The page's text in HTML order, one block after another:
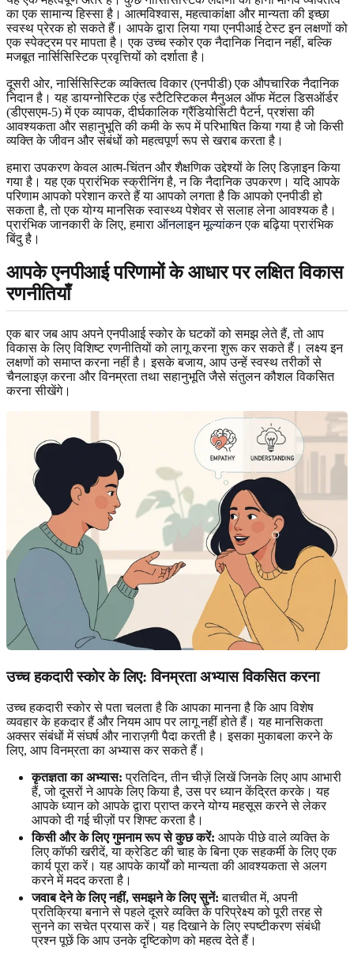
का एक सामान्य हिस्सा है। आत्मविश्वास, महत्वाकांक्षा और मान्यता की इच्छा
स्वस्थ प्रेरक हो सकते हैं। आपके द्वारा लिया गया एनपीआई टेस्ट इन लक्षणों को
एक स्पेक्ट्रम पर मापता है। एक उच्च स्कोर एक नैदानिक निदान नहीं, बल्कि
मजबूत नार्सिसिस्टिक प्रवृत्तियों को दर्शाता है।
दूसरी ओर, नार्सिसिस्टिक व्यक्तित्व विकार (एनपीडी) एक औपचारिक नैदानिक
निदान है। यह डायग्नोस्टिक एंड स्टैटिस्टिकल मैनुअल ऑफ मेंटल डिसऑर्डर
(डीएसएम-5) में एक व्यापक, दीर्घकालिक ग्रैंडियोसिटी पैटर्न, प्रशंसा की
आवश्यकता और सहानुभूति की कमी के रूप में परिभाषित किया गया है जो किसी
व्यक्ति के जीवन और संबंधों को महत्वपूर्ण रूप से खराब करता है।
हमारा उपकरण केवल आत्म-चिंतन और शैक्षणिक उद्देश्यों के लिए डिज़ाइन किया
गया है। यह एक प्रारंभिक स्क्रीनिंग है, न कि नैदानिक उपकरण। यदि आपके
परिणाम आपको परेशान करते हैं या आपको लगता है कि आपको एनपीडी हो
सकता है, तो एक योग्य मानसिक स्वास्थ्य पेशेवर से सलाह लेना आवश्यक है।
प्रारंभिक जानकारी के लिए, हमारा ऑनलाइन मूल्यांकनएक बढ़िया प्रारंभिक
बिंदु है।
आपके एनपीआई परिणामों के आधार पर लक्षित विकास
रणनीतियाँ
एक बार जब आप अपने एनपीआई स्कोर के घटकों को समझ लेते हैं, तो आप
विकास के लिए विशिष्ट रणनीतियों को लागू करना शुरू कर सकते हैं। लक्ष्य इन
लक्षणों को समाप्त करना नहीं है। इसके बजाय, आप उन्हें स्वस्थ तरीकों से
चैनलाइज़ करना और विनम्रता तथा सहानुभूति जैसे संतुलन कौशल विकसित
करना सीखेंगे।
उच्च हकदारी स्कोर के लिए: विनम्रता अभ्यास विकसित करना
उच्च हकदारी स्कोर से पता चलता है कि आपका मानना है कि आप विशेष
व्यवहार के हकदार हैं और नियम आप पर लागू नहीं होते हैं। यह मानसिकता
अक्सर संबंधों में संघर्ष और नाराज़गी पैदा करती है। इसका मुकाबला करने के
लिए, आप विनम्रता का अभ्यास कर सकते हैं।
कृतज्ञता का अभ्यास: प्रतिदिन, तीन चीज़ें लिखें जिनके लिए आप आभारी
हैं, जो दूसरों ने आपके लिए किया है, उस पर ध्यान केंद्रित करके। यह
आपके ध्यान को आपके द्वारा प्राप्त करने योग्य महसूस करने से लेकर
आपको दी गई चीज़ों पर शिफ्ट करता है।
किसी और के लिए गुमनाम रूप से कुछ करें: आपके पीछे वाले व्यक्ति के
लिए कॉफी खरीदें, या क्रेडिट की चाह के बिना एक सहकर्मी के लिए एक
कार्य पूरा करें। यह आपके कार्यों को मान्यता की आवश्यकता से अलग
करने में मदद करता है।
जवाब देने के लिए नहीं, समझने के लिए सुनें: बातचीत में, अपनी
प्रतिक्रिया बनाने से पहले दूसरे व्यक्ति के परिप्रेक्ष्य को पूरी तरह से
सुनने का सचेत प्रयास करें। यह दिखाने के लिए स्पष्टीकरण संबंधी
प्रश्न पूछें कि आप उनके दृष्टिकोण को महत्व देते हैं।